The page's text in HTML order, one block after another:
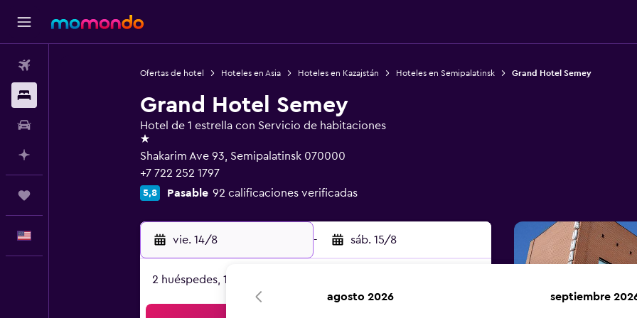
Ofertas de hotel Hoteles en Asia Hoteles en Kazajstán Hoteles en Semipalatinsk Grand Hotel Semey
Grand Hotel Semey
Hotel de 1 estrella con Servicio de habitaciones
1 estrella
Shakarim Ave 93, Semipalatinsk 070000
+7 722 252 1797
5,8 Pasable 92 calificaciones verificadas
vie. 14/8 - sáb. 15/8
2 huéspedes, 1 habitación
agosto 2026 septiembre